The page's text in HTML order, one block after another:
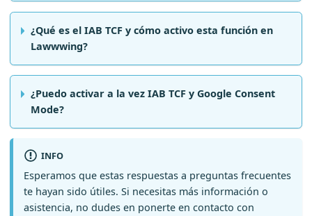
¿Qué es el IAB TCF y cómo activo esta función en
Lawwwing?
¿Puedo activar a la vez IAB TCF y Google Consent
Mode?
INFO
Esperamos que estas respuestas a preguntas frecuentes
te hayan sido útiles. Si necesitas más información o
asistencia, no dudes en ponerte en contacto con